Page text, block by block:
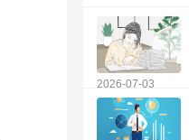
2026-07-03